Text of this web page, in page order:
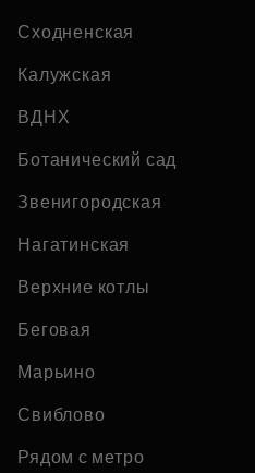
Сходненская
Калужская
ВДНХ
Ботанический сад
Звенигородская
Нагатинская
Верхние котлы
Беговая
Марьино
Свиблово
Рядом с метро